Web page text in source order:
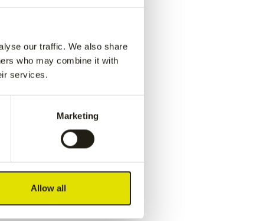
our traffic. We also share
who may combine it with
services.
Marketing
Allow all
pant-
pant